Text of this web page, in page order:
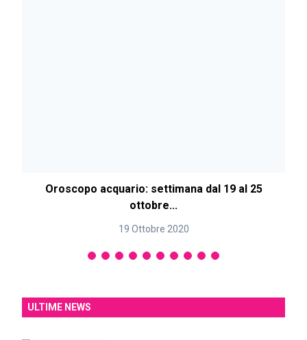
Oroscopo acquario: settimana dal 19 al 25
ottobre...
19 Ottobre 2020
ULTIME NEWS